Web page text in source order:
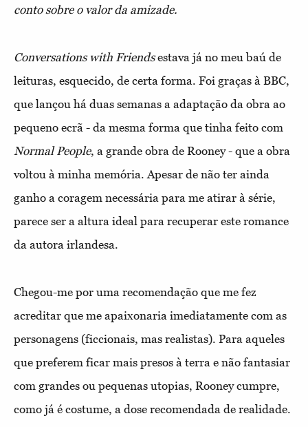
conto sobre o valor da amizade.
Conversations with Friendsestava já no meu baú de
leituras, esquecido, de certa forma. Foi graças à BBC,
que lançou há duas semanas a adaptação da obra ao
pequeno ecrã - da mesma forma que tinha feito com
Normal People, a grande obra de Rooney - que a obra
voltou à minha memória. Apesar de não ter ainda
ganho a coragem necessária para me atirar à série,
parece ser a altura ideal para recuperar este romance
da autora irlandesa.
Chegou-me por uma recomendação que me fez
acreditar que me apaixonaria imediatamente com as
personagens (ficcionais, mas realistas). Para aqueles
que preferem ficar mais presos à terra e não fantasiar
com grandes ou pequenas utopias, Rooney cumpre,
como já é costume, a dose recomendada de realidade.